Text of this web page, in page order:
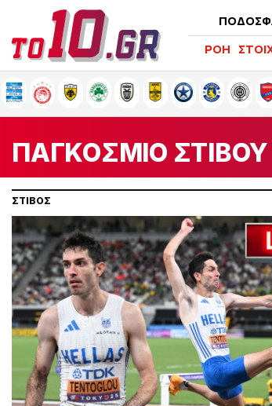
ΡΟΗ
ΠΑΓΚΟΣΜΙΟ ΣΤΙΒΟΥ
ΣΤΙΒΟΣ